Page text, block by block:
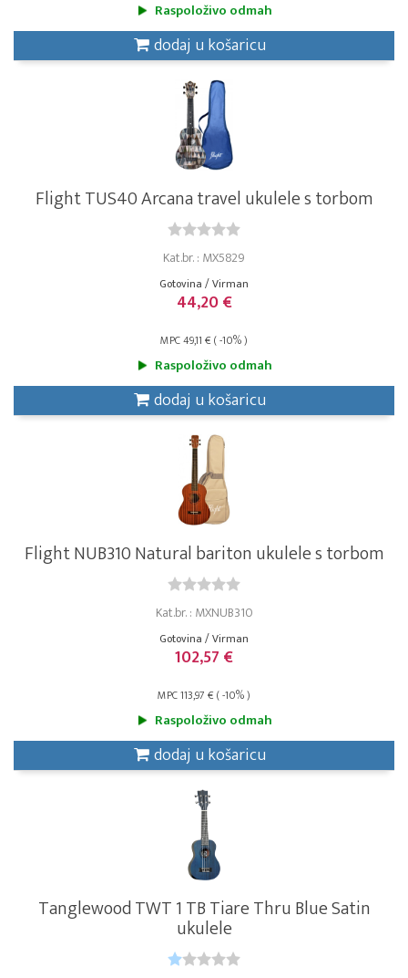
Raspoloživo odmah
dodaj u košaricu
Flight TUS40 Arcana travel ukulele s torbom
Kat.br. : MX5829
Gotovina / Virman
44,20 €
MPC 49,11 € ( -10% )
Raspoloživo odmah
dodaj u košaricu
Flight NUB310 Natural bariton ukulele s torbom
Kat.br. : MXNUB310
Gotovina / Virman
102,57 €
MPC 113,97 € ( -10% )
Raspoloživo odmah
dodaj u košaricu
Tanglewood TWT 1 TB Tiare Thru Blue Satin
ukulele